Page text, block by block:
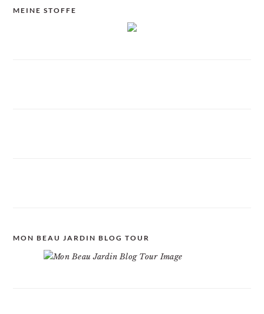
MEINE STOFFE
MON BEAU JARDIN BLOG TOUR